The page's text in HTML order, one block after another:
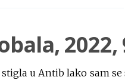
u Antib lako sam